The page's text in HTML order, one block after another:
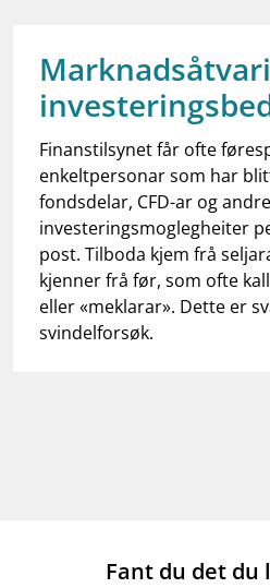
dashboardInformasjon for
notifications_noneAbonner på
Finanstilsynet får ofte
enkeltpersonar som har
fondsdelar, CFD-ar og andre
investeringsmoglegheiter
post. Tilboda kjem frå
kjenner frå før, som ofte
eller «meklarar». Dette er
svindelforsøk.
Fant du det du